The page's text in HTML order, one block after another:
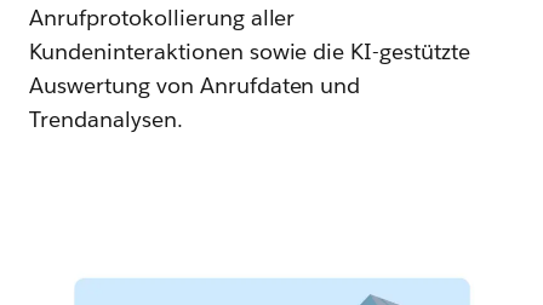
Anrufprotokollierung aller
Kundeninteraktionen sowie die KI-gestützte
Auswertung von Anrufdaten und
Trendanalysen.